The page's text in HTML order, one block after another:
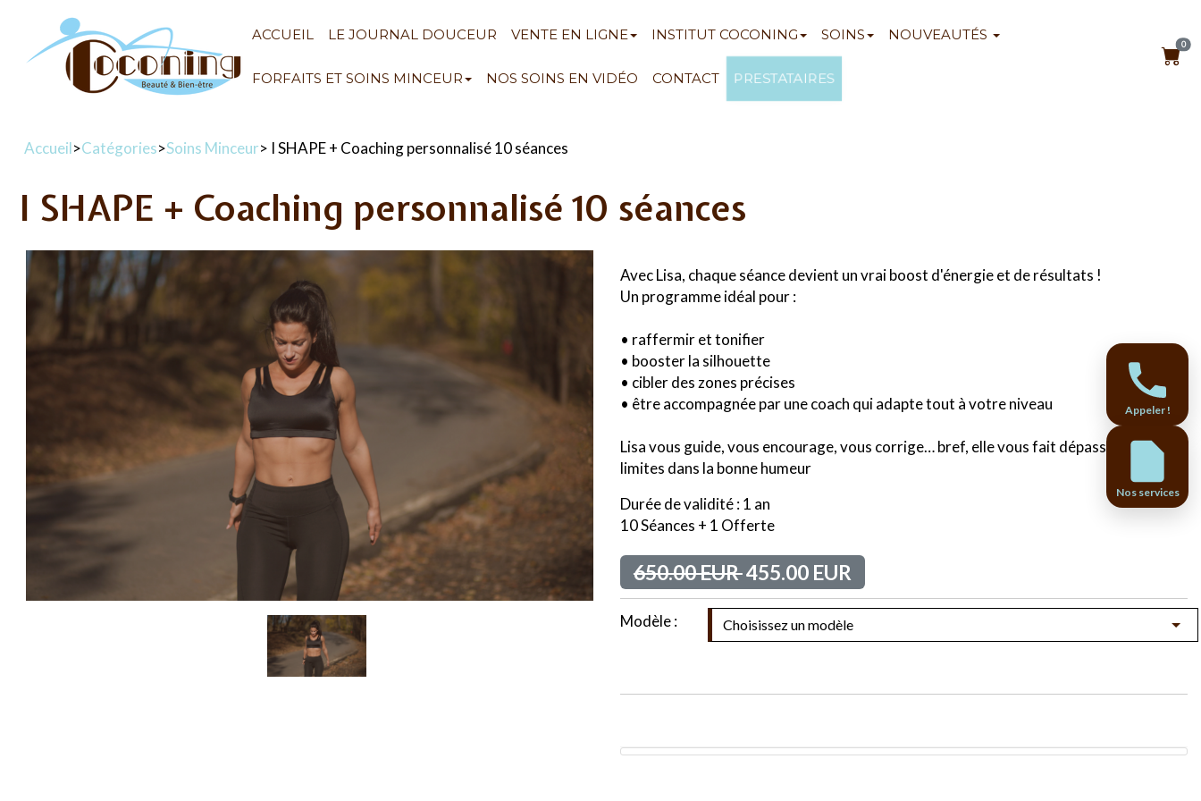
ACCUEIL LE JOURNAL DOUCEUR VENTE EN LIGNE INSTITUT COCONING SOINS NOUVEAUTÉS
FORFAITS ET SOINS MINCEUR NOS SOINS EN VIDÉO CONTACT PRESTATAIRES
0
Accueil>Catégories>Soins Minceur> I SHAPE + Coaching personnalisé 10 séances
I SHAPE + Coaching personnalisé 10 séances
Avec Lisa, chaque séance devient un vrai boost d'énergie et de résultats !
Un programme idéal pour :
• raffermir et tonifier
• booster la silhouette
• cibler des zones précises
• être accompagnée par une coach qui adapte tout à votre niveau
Lisa vous guide, vous encourage, vous corrige… bref, elle vous fait dépasser vos
limites dans la bonne humeur
Durée de validité : 1 an
10 Séances + 1 Offerte
650.00 EUR455.00 EUR
Modèle :
Appeler !
Nos services